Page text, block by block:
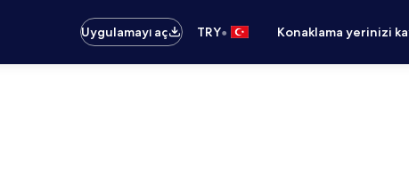
Uygulamayı aç
TRY• Konaklama yerinizi